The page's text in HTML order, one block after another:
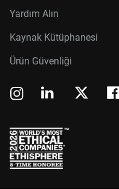
Yardım Alın
Kaynak Kütüphanesi
Ürün Güvenliği